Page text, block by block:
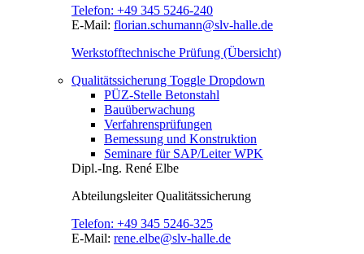
Telefon: +49 345 5246-240
E-Mail: florian.schumann@slv-halle.de
Werkstofftechnische Prüfung (Übersicht)
Qualitätssicherung Toggle Dropdown
PÜZ-Stelle Betonstahl
Bauüberwachung
Verfahrensprüfungen
Bemessung und Konstruktion
Seminare für SAP/Leiter WPK
Dipl.-Ing. René Elbe
AbteilungsleiterQualitätssicherung
Telefon: +49 345 5246-325
E-Mail: rene.elbe@slv-halle.de